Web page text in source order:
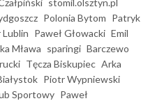
Polonia Bytom Patryk
Paweł Głowacki Emil
Mława sparingi Barczewo
Tęcza Biskupiec Arka
Piotr Wypniewski
Sportowy Paweł